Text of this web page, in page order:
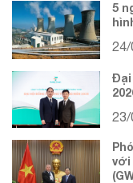
5
24/
Đại
23/
với